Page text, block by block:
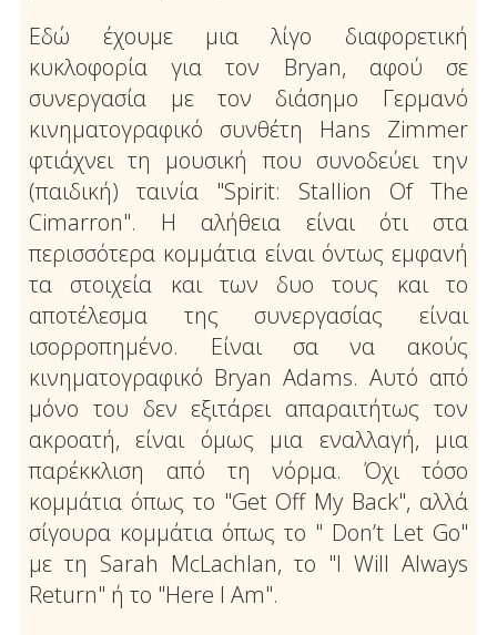
Εδώ έχουμε μια λίγο διαφορετική
κυκλοφορία για τον Bryan, αφού σε
συνεργασία με τον διάσημο Γερμανό
κινηματογραφικό συνθέτη Hans Zimmer
φτιάχνει τη μουσική που συνοδεύει την
(παιδική) ταινία "Spirit: Stallion Of The
Cimarron". Η αλήθεια είναι ότι στα
περισσότερα κομμάτια είναι όντως εμφανή
τα στοιχεία και των δυο τους και το
αποτέλεσμα της συνεργασίας είναι
ισορροπημένο. Είναι σα να ακούς
κινηματογραφικό Bryan Adams. Αυτό από
μόνο του δεν εξιτάρει απαραιτήτως τον
ακροατή, είναι όμως μια εναλλαγή, μια
παρέκκλιση από τη νόρμα. Όχι τόσο
κομμάτια όπως το "Get Off My Back", αλλά
σίγουρα κομμάτια όπως το " Don’t Let Go"
με τη Sarah McLachlan, το "I Will Always
Return" ή το "Here I Am".